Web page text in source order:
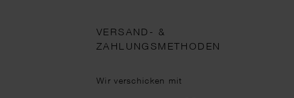
VERSAND- &
ZAHLUNGSMETHODEN
Wir verschicken mit